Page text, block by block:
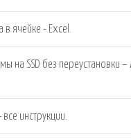
в ячейке - Excel.
на SSD без переустановки
инструкции.